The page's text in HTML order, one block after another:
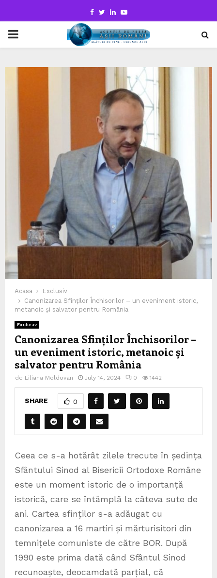
Facebook
TwitterLinkedinYoutube
PRIMARY
Acasa
Exclusiv
Canonizarea Sfinților Închisorilor – un eveniment istoric,
metanoic și salvator pentru România
Exclusiv
Canonizarea Sfinților Închisorilor –
un eveniment istoric, metanoic și
salvator pentru România
de Liliana Moldovan July 14, 2024 0 1442
SHARE 0
Ceea ce s-a hotărât zilele trecute în ședința
Sfântului Sinod al Bisericii Ortodoxe Române
este un moment istoric de o importanță
istorică, care se întâmplă la câteva sute de
ani. Cartea sfinților s-a adăugat cu
canonizarea a 16 martiri și mărturisitori din
temnițele comuniste de către BOR. După
1990 este prima dată când Sfântul Sinod
recunoaște, deocamdată parțial, că